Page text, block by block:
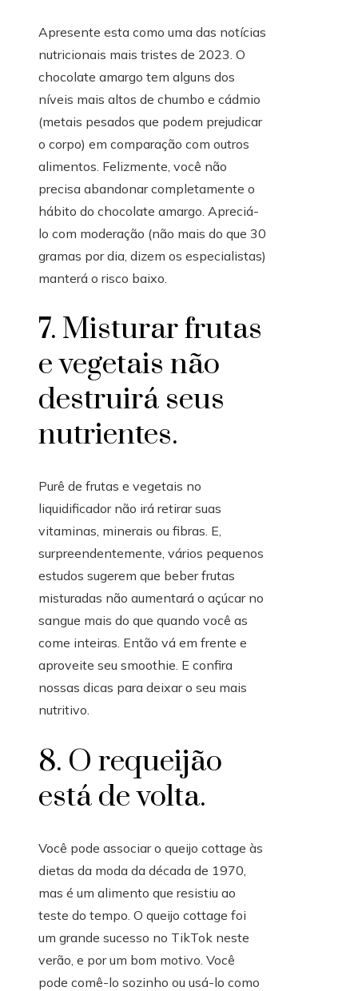
Apresente esta como uma das notícias
nutricionais mais tristes de 2023. O
chocolate amargo tem alguns dos
níveis mais altos de chumbo e cádmio
(metais pesados ​​que podem prejudicar
o corpo) em comparação com outros
alimentos. Felizmente, você não
precisa abandonar completamente o
hábito do chocolate amargo. Apreciá-
lo com moderação (não mais do que 30
gramas por dia, dizem os especialistas)
manterá o risco baixo.
7. Misturar frutas
e vegetais não
destruirá seus
nutrientes.
Purê de frutas e vegetais no
liquidificador não irá retirar suas
vitaminas, minerais ou fibras. E,
surpreendentemente, vários pequenos
estudos sugerem que beber frutas
misturadas não aumentará o açúcar no
sangue mais do que quando você as
come inteiras. Então vá em frente e
aproveite seu smoothie. E confira
nossas dicas para deixar o seu mais
nutritivo.
8. O requeijão
está de volta.
Você pode associar o queijo cottage às
dietas da moda da década de 1970,
mas é um alimento que resistiu ao
teste do tempo. O queijo cottage foi
um grande sucesso no TikTok neste
verão, e por um bom motivo. Você
pode comê-lo sozinho ou usá-lo como